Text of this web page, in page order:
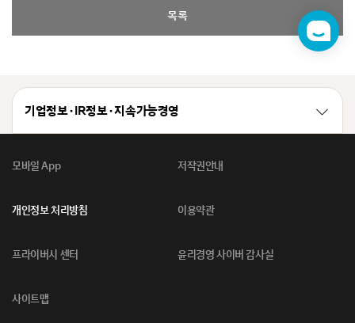
목록
챗
봇
기업정보 · IR정보 · 지속가능경영
모바일 App 저작권안내
개인정보 처리방침 이용약관
프라이버시 센터 윤리경영 사이버 감사실
사이트맵